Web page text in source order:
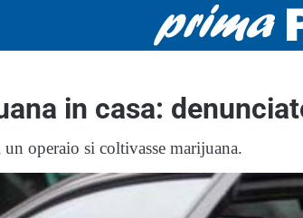
in casa:
operaio si coltivasse marijuana.